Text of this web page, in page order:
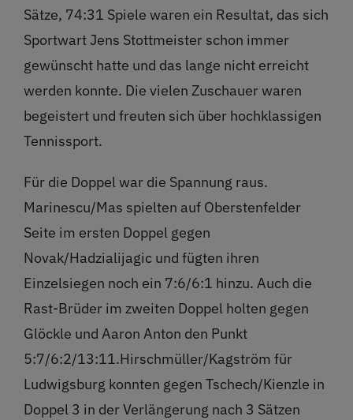
Sätze, 74:31 Spiele waren ein Resultat, das sich
Sportwart Jens Stottmeister schon immer
gewünscht hatte und das lange nicht erreicht
werden konnte. Die vielen Zuschauer waren
begeistert und freuten sich über hochklassigen
Tennissport.
Für die Doppel war die Spannung raus.
Marinescu/Mas spielten auf Oberstenfelder
Seite im ersten Doppel gegen
Novak/Hadzialijagic und fügten ihren
Einzelsiegen noch ein 7:6/6:1 hinzu. Auch die
Rast-Brüder im zweiten Doppel holten gegen
Glöckle und Aaron Anton den Punkt
5:7/6:2/13:11.Hirschmüller/Kagström für
Ludwigsburg konnten gegen Tschech/Kienzle in
Doppel 3 in der Verlängerung nach 3 Sätzen